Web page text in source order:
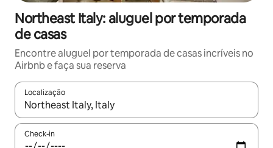
Northeast Italy: aluguel por temporada
de casas
Encontre aluguel por temporada de casas incríveis no
Airbnb e faça sua reserva
Localização
Quando os resultados estiverem disponíveis, explore-os
Check-in